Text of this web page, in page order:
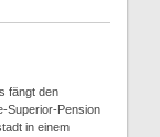
fängt den
Superior-Pension
in einem